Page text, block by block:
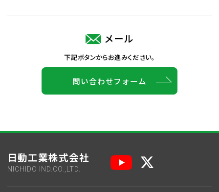
メール
下記ボタンからお進みください。
問い合わせフォーム
日動工業株式会社
NICHIDO IND.CO.,LTD.